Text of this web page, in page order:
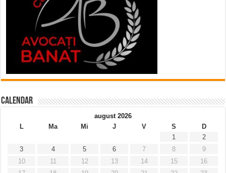
Calendar
august 2026
L
Ma Mi J V S
D
1
2
3
4 5 6 7 8
9
10
11 12 13 14 15
16